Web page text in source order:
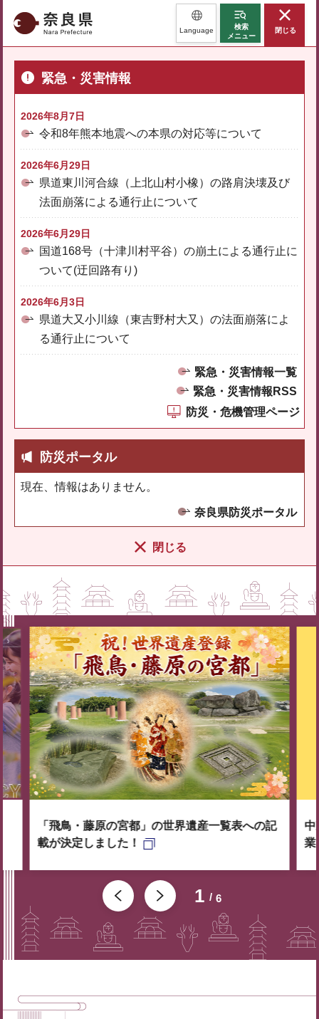
奈良県 Language
検索
メニュー
閉じる
緊急・災害情報
2026年8月7日
令和8年熊本地震への本県の対応等について
2026年6月29日
県道東川河合線（上北山村小橡）の路肩決壊及び
法面崩落による通行止について
2026年6月29日
国道168号（十津川村平谷）の崩土による通行止に
ついて(迂回路有り)
2026年6月3日
県道大又小川線（東吉野村大又）の法面崩落によ
る通行止について
緊急・災害情報一覧
緊急・災害情報RSS
防災・危機管理ページ
防災ポータル
現在、情報はありません。
奈良県防災ポータル
閉じる
1 6
「飛鳥・藤原の宮都」の世界遺産一覧表への記
載が決定しました！
中
業